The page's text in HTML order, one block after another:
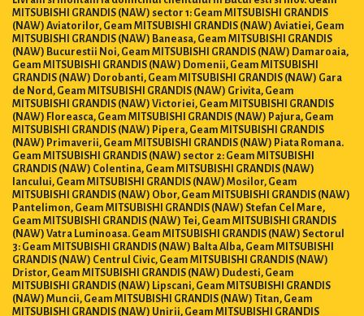
MITSUBISHI GRANDIS (NAW) sector 1: Geam MITSUBISHI GRANDIS
(NAW) Aviatorilor, Geam MITSUBISHI GRANDIS (NAW) Aviatiei, Geam
MITSUBISHI GRANDIS (NAW) Baneasa, Geam MITSUBISHI GRANDIS
(NAW) Bucurestii Noi, Geam MITSUBISHI GRANDIS (NAW) Damaroaia,
Geam MITSUBISHI GRANDIS (NAW) Domenii, Geam MITSUBISHI
GRANDIS (NAW) Dorobanti, Geam MITSUBISHI GRANDIS (NAW) Gara
de Nord, Geam MITSUBISHI GRANDIS (NAW) Grivita, Geam
MITSUBISHI GRANDIS (NAW) Victoriei, Geam MITSUBISHI GRANDIS
(NAW) Floreasca, Geam MITSUBISHI GRANDIS (NAW) Pajura, Geam
MITSUBISHI GRANDIS (NAW) Pipera, Geam MITSUBISHI GRANDIS
(NAW) Primaverii, Geam MITSUBISHI GRANDIS (NAW) Piata Romana.
Geam MITSUBISHI GRANDIS (NAW) sector 2: Geam MITSUBISHI
GRANDIS (NAW) Colentina, Geam MITSUBISHI GRANDIS (NAW)
Iancului, Geam MITSUBISHI GRANDIS (NAW) Mosilor, Geam
MITSUBISHI GRANDIS (NAW) Obor, Geam MITSUBISHI GRANDIS (NAW)
Pantelimon, Geam MITSUBISHI GRANDIS (NAW) Stefan Cel Mare,
Geam MITSUBISHI GRANDIS (NAW) Tei, Geam MITSUBISHI GRANDIS
(NAW) Vatra Luminoasa. Geam MITSUBISHI GRANDIS (NAW) Sectorul
3: Geam MITSUBISHI GRANDIS (NAW) Balta Alba, Geam MITSUBISHI
GRANDIS (NAW) Centrul Civic, Geam MITSUBISHI GRANDIS (NAW)
Dristor, Geam MITSUBISHI GRANDIS (NAW) Dudesti, Geam
MITSUBISHI GRANDIS (NAW) Lipscani, Geam MITSUBISHI GRANDIS
(NAW) Muncii, Geam MITSUBISHI GRANDIS (NAW) Titan, Geam
MITSUBISHI GRANDIS (NAW) Unirii, Geam MITSUBISHI GRANDIS